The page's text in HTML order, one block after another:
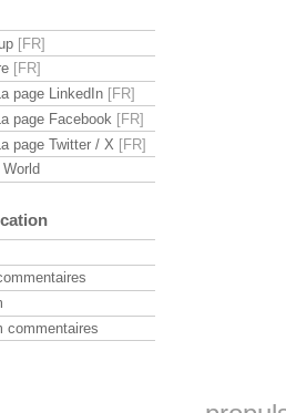
page LinkedIn
page Facebook
page Twitter / X
commentaires